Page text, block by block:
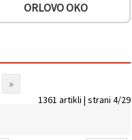
ORLOVO OKO
»
1361 artikli | strani 4/29